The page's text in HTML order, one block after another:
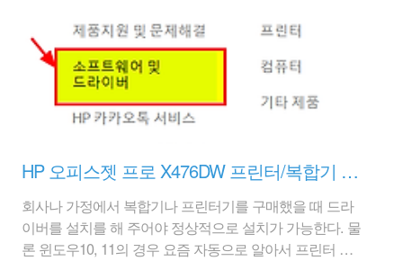
HP 오피스젯 프로 X476DW 프린터/복합기 드라이버 설치방법
회사나 가정에서 복합기나 프린터기를 구매했을 때 드라
이버를 설치를 해 주어야 정상적으로 설치가 가능한다. 물
론 윈도우10, 11의 경우 요즘 자동으로 알아서 프린터 드